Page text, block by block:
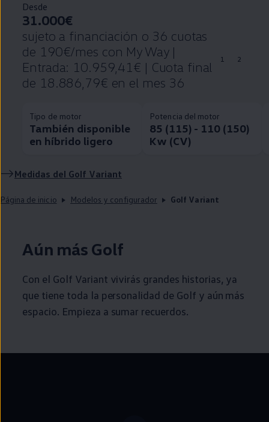
Desde
31.000€
sujeto a financiación o 36 cuotas
de 190€/mes con My Way |
Entrada: 10.959,41€ | Cuota final
de 18.886,79€ en el mes 36
1 2
Tipo de motor
También disponible
en híbrido ligero
Potencia del motor
85 (115) - 110 (150)
Kw (CV)
Medidas del Golf Variant
Página de inicio Modelos y configurador Golf Variant
Aún más Golf
Con el Golf Variant vivirás grandes historias, ya
que tiene toda la personalidad de Golf y aún más
espacio. Empieza a sumar recuerdos.